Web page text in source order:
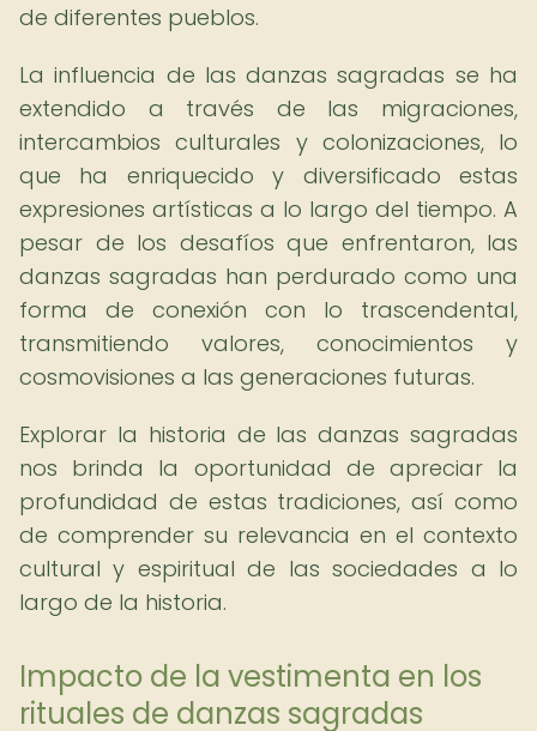
de diferentes pueblos.
La influencia de las danzas sagradas se ha
extendido a través de las migraciones,
intercambios culturales y colonizaciones, lo
que ha enriquecido y diversificado estas
expresiones artísticas a lo largo del tiempo. A
pesar de los desafíos que enfrentaron, las
danzas sagradas han perdurado como una
forma de conexión con lo trascendental,
transmitiendo valores, conocimientos y
cosmovisiones a las generaciones futuras.
Explorar la historia de las danzas sagradas
nos brinda la oportunidad de apreciar la
profundidad de estas tradiciones, así como
de comprender su relevancia en el contexto
cultural y espiritual de las sociedades a lo
largo de la historia.
Impacto de la vestimenta en los
rituales de danzas sagradas